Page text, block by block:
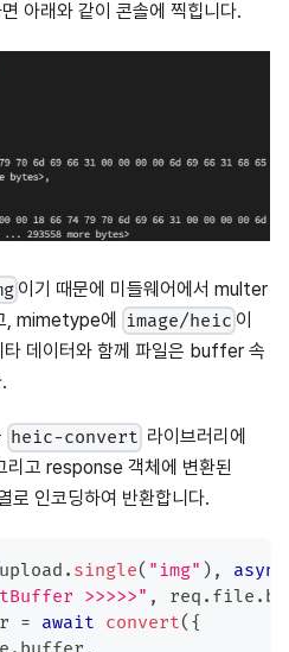
아래와 같이 콘솔에 찍힙니다.
이기 때문에 미들웨어에서 multer
, mimetype에 image/heic 이
타 데이터와 함께 파일은 buffer 속
heic-convert 라이브러리에
고 response 객체에 변환된
인코딩하여 반환합니다.
upload . single( "img" ) ,
async
>>>>>" , req . file .
= await convert( {